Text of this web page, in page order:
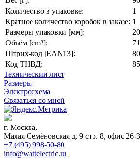
Количество в упаковке:
1
Кратное количество коробок в заказе: 1
Размеры упаковки [мм]:
Объём [cm³]:
Штрих-код [EAN13]:
Код ТНВД:
Технический лист
Размеры
Электросхема
Связаться со мной
г. Москва,
Малая Семёновская д. 9 стр. 8, офис 26-
+7 (495) 998-50-80
info@wattelectric.ru